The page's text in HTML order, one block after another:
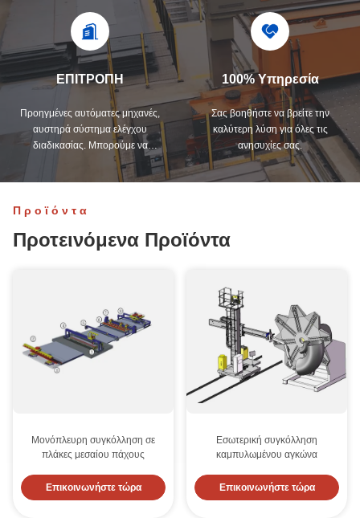
των προϊόντων που χρειάζεστε.
ΕΠΙΤΡΟΠΗ
Προηγμένες αυτόματες μηχανές,
αυστηρά σύστημα ελέγχου
διαδικασίας. Μπορούμε να
κατασκευάσουμε όλο τον εξοπλισμό
με βάση την απαίτησή σας.
100% Υπηρεσία
Σας βοηθήστε να βρείτε την
καλύτερη λύση για όλες τις
ανησυχίες σας.
Προϊόντα
Προτεινόμενα Προϊόντα
Μονόπλευρη συγκόλληση σε
πλάκες μεσαίου πάχους
Επικοινωνήστε τώρα
Εσωτερική συγκόλληση
καμπυλωμένου αγκώνα
Επικοινωνήστε τώρα